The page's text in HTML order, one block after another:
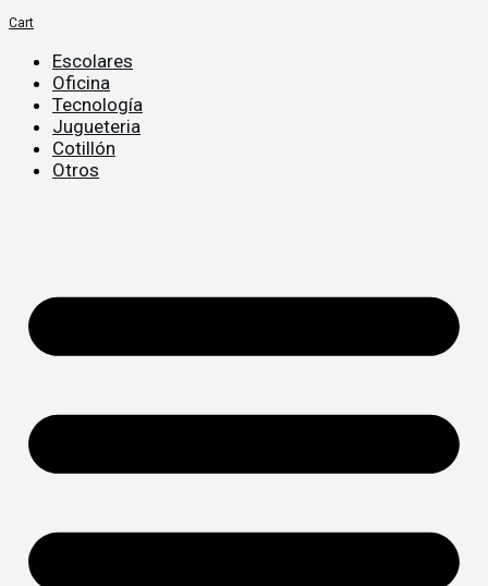
Cart
Escolares
Oficina
Tecnología
Jugueteria
Cotillón
Otros